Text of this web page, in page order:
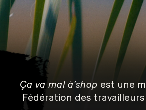
Ça va mal à’shop est une
Fédération des